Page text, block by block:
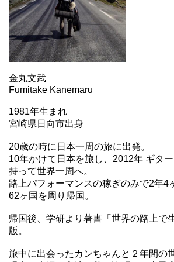
金丸文武
Fumitake Kanemaru
1981年生まれ
宮崎県日向市出身
20歳の時に日本一周の旅に出発。
10年かけて日本を旅し、2012年 ギタ
持って世界一周へ。
路上パフォーマンスの稼ぎのみで2年4
62ヶ国を周り帰国。
帰国後、学研より著書「世界の路上で
版。
旅中に出会ったカンちゃんと２年間の